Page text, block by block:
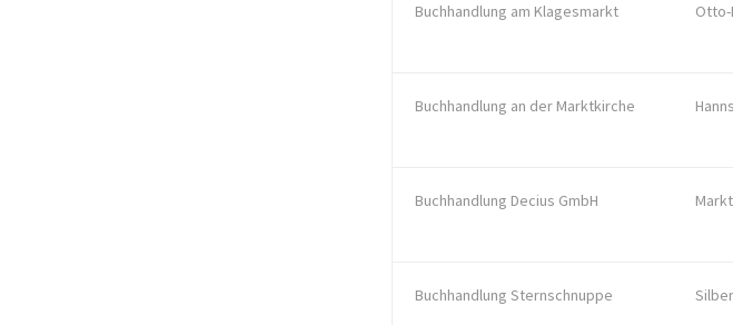
Buchhandlung am Klagesmarkt Otto-
Buchhandlung an der Marktkirche
Buchhandlung Decius GmbH
Buchhandlung Sternschnuppe